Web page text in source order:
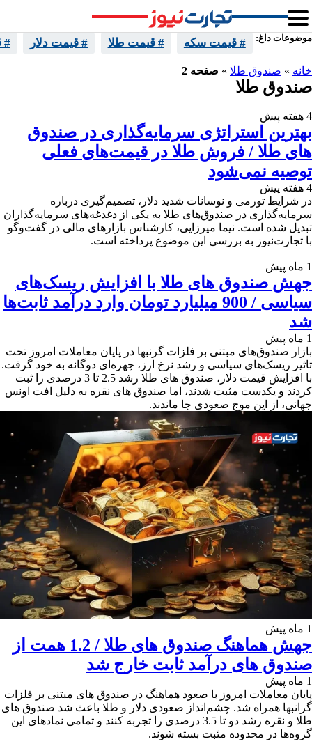
موضوعات داغ: # قیمت سکه # قیمت طلا # قیمت دلار #
خانه » صندوق طلا » صفحه 2
صندوق طلا
4 هفته پیش
بهترین استراتژی سرمایه‌گذاری در صندوق
های طلا / فروش طلا در قیمت‌های فعلی
توصیه نمی‌شود
4 هفته پیش
در شرایط تورمی و نوسانات شدید دلار، تصمیم‌گیری درباره
سرمایه‌گذاری در صندوق‌های طلا به یکی از دغدغه‌های سرمایه‌گذاران
تبدیل شده است. نیما میرزایی، کارشناس بازارهای مالی در گفت‌وگو
با تجارت‌نیوز به بررسی این موضوع پرداخته است.
1 ماه پیش
جهش صندوق های طلا با افزایش ریسک‌های
سیاسی / 900 میلیارد تومان وارد درآمد ثابت‌ها
شد
1 ماه پیش
بازار صندوق‌های مبتنی بر فلزات گرنبها در پایان معاملات امروز تحت
تاثیر ریسک‌های سیاسی و رشد نرخ ارز، چهره‌ای دوگانه به خود گرفت.
با افزایش قیمت دلار، صندوق های طلا رشد 2.5 تا 3 درصدی را ثبت
کردند و یکدست مثبت شدند، اما صندوق ‌های نقره به دلیل افت اونس
جهانی، از این موج صعودی جا ماندند.
1 ماه پیش
جهش هماهنگ صندوق های طلا / 1.2 همت از
صندوق های درآمد ثابت خارج شد
1 ماه پیش
پایان معاملات امروز با صعود هماهنگ در صندوق های مبتنی بر فلزات
گرانبها همراه شد. چشم‌انداز صعودی دلار و طلا باعث شد صندوق های
طلا و نقره رشد دو تا 3.5 درصدی را تجربه کنند و تمامی نمادهای این
گروه‌ها در محدوده مثبت بسته شوند.